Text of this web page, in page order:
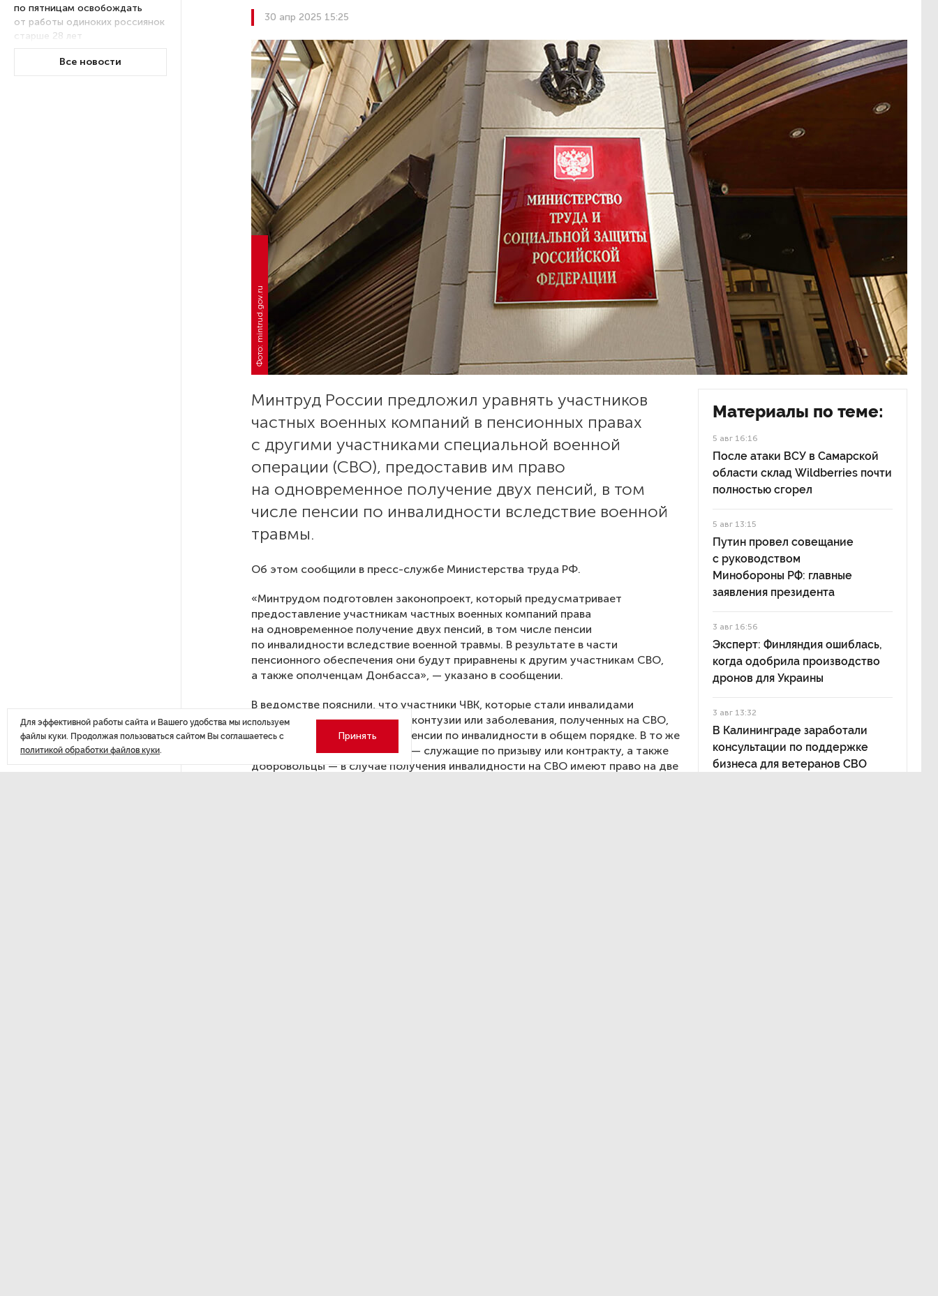
по пятницам освобождать
от работы одиноких россиянок
старше 28 лет
На петербургских АЗС сняли
большинство ограничений
Все новости
30 апр 2025 15:25
Фото: mintrud.gov.ru
Минтруд России предложил уравнять участников
частных военных компаний в пенсионных правах
с другими участниками специальной военной
операции (СВО), предоставив им право
на одновременное получение двух пенсий, в том
числе пенсии по инвалидности вследствие военной
травмы.
Об этом сообщили в пресс-службе Министерства труда РФ.
«Минтрудом подготовлен законопроект, который предусматривает
предоставление участникам частных военных компаний права
на одновременное получение двух пенсий, в том числе пенсии
по инвалидности вследствие военной травмы. В результате в части
пенсионного обеспечения они будут приравнены к другим участникам СВО,
а также ополченцам Донбасса», — указано в сообщении.
В ведомстве пояснили, что участники ЧВК, которые стали инвалидами
вследствие ранения, травмы, контузии или заболевания, полученных на СВО,
имеют право на назначение пенсии по инвалидности в общем порядке. В то же
время другие участники СВО — служащие по призыву или контракту, а также
добровольцы — в случае получения инвалидности на СВО имеют право на две
Материалы по теме:
5 авг 16:16
После атаки ВСУ в Самарской
области склад Wildberries почти
полностью сгорел
5 авг 13:15
Путин провел совещание
с руководством
Минобороны РФ: главные
заявления президента
3 авг 16:56
Эксперт: Финляндия ошиблась,
когда одобрила производство
дронов для Украины
3 авг 13:32
В Калининграде заработали
консультации по поддержке
бизнеса для ветеранов СВО
Для эффективной работы сайта и Вашего удобства мы используем
файлы куки. Продолжая пользоваться сайтом Вы соглашаетесь с
политикой обработки файлов куки.
Принять